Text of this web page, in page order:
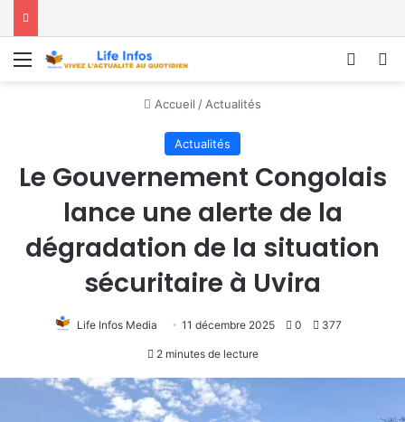
Menu
Accueil / Actualités
Actualités
Le Gouvernement Congolais
lance une alerte de la
dégradation de la situation
sécuritaire à Uvira
Life Infos Media 11 décembre 2025 0 377
2 minutes de lecture